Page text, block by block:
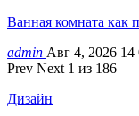
Ванная комната как
admin Авг 4, 2026 14
Prev Next 1 из 186
Дизайн